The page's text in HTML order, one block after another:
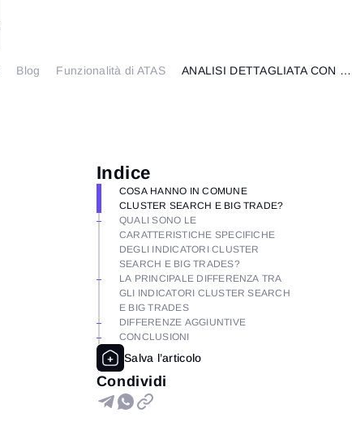
Blog Funzionalità di ATAS ANALISI DETTAGLIATA CON 4 ESEMPI
Indice
COSA HANNO IN COMUNE
CLUSTER SEARCH E BIG TRADE?
QUALI SONO LE
CARATTERISTICHE SPECIFICHE
DEGLI INDICATORI CLUSTER
SEARCH E BIG TRADES?
LA PRINCIPALE DIFFERENZA TRA
GLI INDICATORI CLUSTER SEARCH
E BIG TRADES
DIFFERENZE AGGIUNTIVE
CONCLUSIONI
Condividi